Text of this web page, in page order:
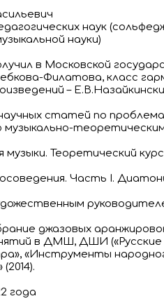
наук
науки)
в Московской
Филатова, класс
–
статей по
Теоретический
Часть I.
джазовых
в ДМШ, ДШИ
«Инструменты
года